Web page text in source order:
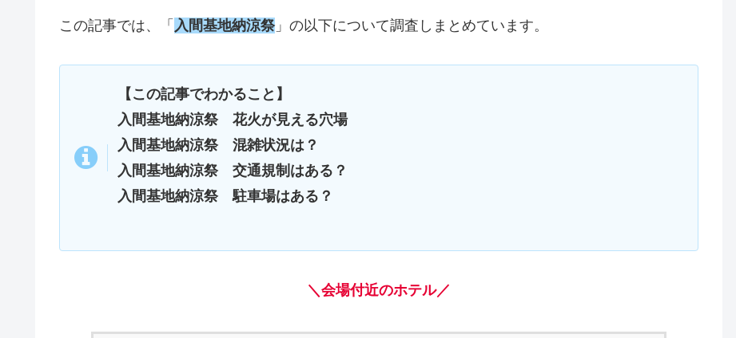
この記事では、「 入間基地納涼祭」の以下について調査しまとめています。
【この記事でわかること】
入間基地納涼祭 花火が見える穴場
入間基地納涼祭 混雑状況は？
入間基地納涼祭 交通規制はある？
入間基地納涼祭 駐車場はある？
＼会場付近のホテル／